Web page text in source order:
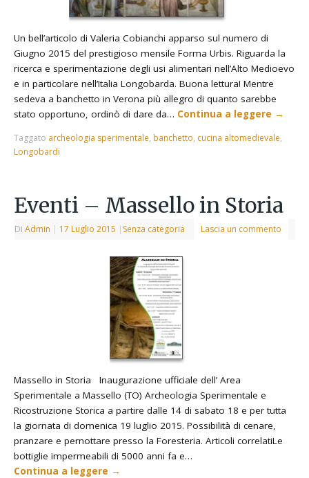
Un bell’articolo di Valeria Cobianchi apparso sul numero di
Giugno 2015 del prestigioso mensile Forma Urbis. Riguarda la
ricerca e sperimentazione degli usi alimentari nell’Alto Medioevo
e in particolare nell’Italia Longobarda. Buona lettura! Mentre
sedeva a banchetto in Verona più allegro di quanto sarebbe
stato opportuno, ordinò di dare da… Continua a leggere →
Taggato archeologia sperimentale, banchetto, cucina altomedievale,
Longobardi
Eventi – Massello in Storia
DiAdmin | 17 Luglio 2015 | Senza categoria Lascia un commento
Massello in Storia Inaugurazione ufficiale dell’ Area
Sperimentale a Massello (TO) Archeologia Sperimentale e
Ricostruzione Storica a partire dalle 14 di sabato 18 e per tutta
la giornata di domenica 19 luglio 2015. Possibilità di cenare,
pranzare e pernottare presso la Foresteria. Articoli correlatiLe
bottiglie impermeabili di 5000 anni fa e…
Continua a leggere →